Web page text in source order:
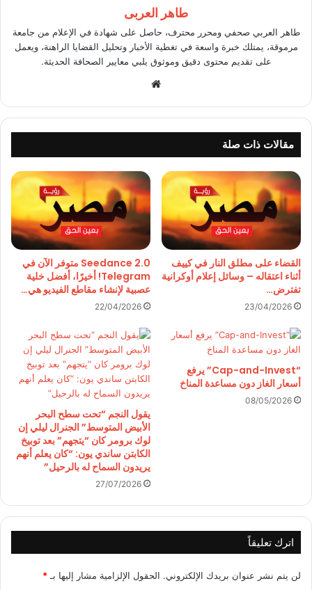
طاهر العربى
طاهر العربي صحفي ومحرر محترف، حاصل على شهادة في الإعلام من جامعة
مرموقة، يمتلك خبرة واسعة في تغطية الأخبار وتحليل القضايا الراهنة، ويعمل
على تقديم محتوى دقيق وموثوق يلبي معايير الصحافة الحديثة.
مقالات ذات صلة
القضاء على مطلق النار في كييف
أثناء اعتقاله – وسائل إعلام أوكرانية
تفترض…
23/04/2026
Seedance 2.0 متوفر الآن في
Telegram! أخيرًا، أفضل خلية
عصبية لإنشاء مقاطع الفيديو هي…
22/04/2026
“Cap-and-Invest” يرفع
أسعار الغاز دون مساعدة المناخ
08/05/2026
يقول النجم “تحت سطح البحر
الأبيض المتوسط” الجنرال ليلي إن
لوك برومر كان “يتجهم” بعد توبيخ
الكابتن ساندي يون: “كان يعلم أنهم
يريدون السماح له بالرحيل”
27/07/2026
اترك تعليقاً
لن يتم نشر عنوان بريدك الإلكتروني. الحقول الإلزامية مشار إليها بـ *